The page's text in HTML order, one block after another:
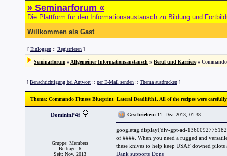
» Seminarforum «
Die Plattform für den Informationsaustausch zu Bildung und
Willkommen als Gast
[ Einloggen :: Registrieren ]
Seminarforum » Allgemeiner Informationsaustausch » Beruf und Karriere»
[ Benachrichtigung bei Antwort :: per E-Mail senden :: Thema ausdrucken ]
Thema: Commando Fitness Blueprint Lateral Deadlifth1, All of the recipes were
DomininP4f
Gruppe: Members
Beiträge: 6
Seit: Nov. 2013
Geschrieben: 11. Dez. 2013, 01:38
googletag.display('div-gpt-ad-
of ####. When you need a rugged and
these knives to help keep USAF downed
Dank supports Dons